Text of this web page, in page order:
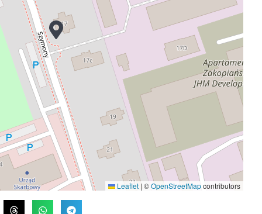
Leaflet | ©OpenStreetMapcontributors